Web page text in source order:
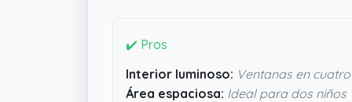
✔️ Pros
Interior luminoso: Ventanas en
Área espaciosa: Ideal para dos niños